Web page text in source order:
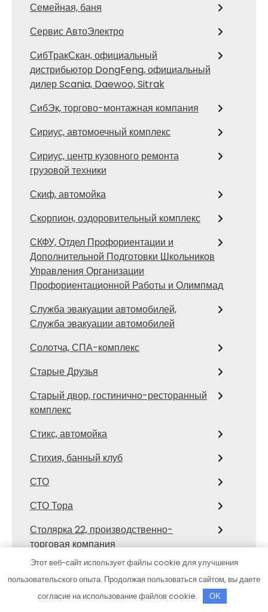
Семейная, баня
Сервис АвтоЭлектро
СибТракСкан, официальный
дистрибьютор DongFeng, официальный
дилер Scania, Daewoo, Sitrak
СибЭк, торгово-монтажная компания
Сириус, автомоечный комплекс
Сириус, центр кузовного ремонта
грузовой техники
Скиф, автомойка
Скорпион, оздоровительный комплекс
СКФУ, Отдел Профориентации и
Дополнительной Подготовки Школьников
Управления Организации
Профориентационной Работы и Олимпмад
Служба эвакуации автомобилей,
Служба эвакуации автомобилей
Солотча, СПА-комплекс
Старые Друзья
Старый двор, гостинично-ресторанный
комплекс
Стикс, автомойка
Стихия, банный клуб
СТО
СТО Тора
Столярка 22, производственно-
торговая компания
Сфинкс, автомоечный комплекс
Таежный охотник, гостиница
Этот веб-сайт использует файлы cookie для улучшения
пользовательского опыта. Продолжая пользоваться сайтом, вы даете
согласие на использование файлов cookie.
OK